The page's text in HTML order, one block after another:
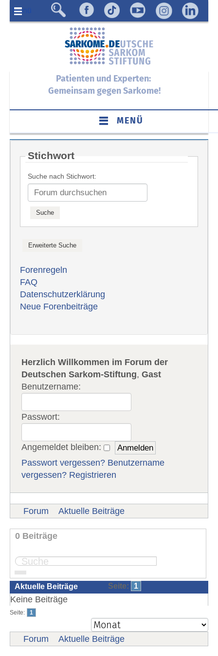
Menü
Patienten und Experten:
Gemeinsam gegen Sarkome!
MENÜ
Stichwort
Suche nach Stichwort:
Forenregeln
FAQ
Datenschutzerklärung
Neue Forenbeiträge
Herzlich Willkommen im Forum der
Deutschen Sarkom-Stiftung,Gast
Benutzername:
Passwort:
Angemeldet bleiben:
Passwort vergessen? Benutzername
vergessen? Registrieren
Forum Aktuelle Beiträge
0 Beiträge
Seite: 1
Aktuelle Beiträge
Keine Beiträge
Seite: 1
Forum Aktuelle Beiträge